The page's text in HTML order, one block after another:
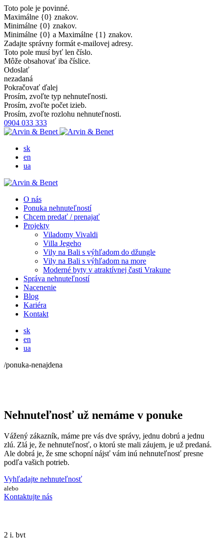
Toto pole je povinné.
Maximálne {0} znakov.
Minimálne {0} znakov.
Minimálne {0} a Maximálne {1} znakov.
Zadajte správny formát e-mailovej adresy.
Toto pole musí byť len číslo.
Môže obsahovať iba číslice.
Odoslať
nezadaná
Pokračovať ďalej
Prosím, zvoľte typ nehnuteľnosti.
Prosím, zvoľte počet izieb.
Prosím, zvoľte rozlohu nehnuteľnosti.
0904 033 333
sk
en
ua
O nás
Ponuka nehnuteľností
Chcem predať / prenajať
Projekty
Viladomy Vivaldi
Villa Jegeho
Vily na Bali s výhľadom do džungle
Vily na Bali s výhľadom na more
Moderné byty v atraktívnej časti Vrakune
Správa nehnuteľností
Nacenenie
Blog
Kariéra
Kontakt
sk
en
ua
/ponuka-nenajdena
Nehnuteľnosť už nemáme v ponuke
Vážený zákazník, máme pre vás dve správy, jednu dobrú a jednu
zlú. Zlá je, že nehnuteľnosť, o ktorú ste mali záujem, je už predaná.
Ale dobrá je, že sme schopní nájsť vám inú nehnuteľnosť presne
podľa vašich potrieb.
Vyhľadajte nehnuteľnosť
alebo
Kontaktujte nás
2 i. byt